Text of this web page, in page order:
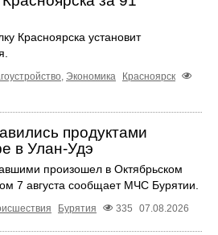
Красноярска установит
, Экономика
Красноярск
продуктами
в Улан-Удэ
произошел в Октябрьском
7 августа сообщает МЧС Бурятии.
Бурятия 335 07.08.2026